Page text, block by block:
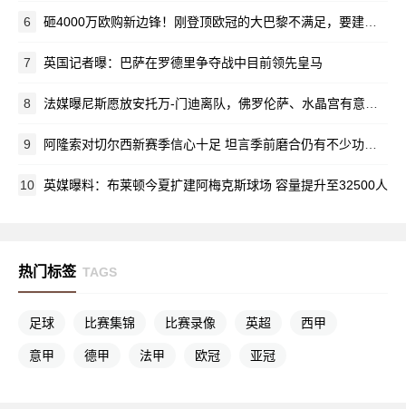
6 砸4000万欧购新边锋！刚登顶欧冠的大巴黎不满足，要建足坛新统治模式
7 英国记者曝：巴萨在罗德里争夺战中目前领先皇马
8 法媒曝尼斯愿放安托万-门迪离队，佛罗伦萨、水晶宫有意求购
9 阿隆索对切尔西新赛季信心十足 坦言季前磨合仍有不少功课要补
10 英媒曝料：布莱顿今夏扩建阿梅克斯球场 容量提升至32500人
热门标签 TAGS
足球 比赛集锦 比赛录像 英超 西甲
意甲 德甲 法甲 欧冠 亚冠